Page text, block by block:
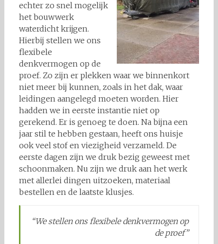
echter zo snel mogelijk
het bouwwerk
waterdicht krijgen.
Hierbij stellen we ons
flexibele
denkvermogen op de
proef. Zo zijn er plekken waar we binnenkort
niet meer bij kunnen, zoals in het dak, waar
leidingen aangelegd moeten worden. Hier
hadden we in eerste instantie niet op
gerekend. Er is genoeg te doen. Na bijna een
jaar stil te hebben gestaan, heeft ons huisje
ook veel stof en viezigheid verzameld. De
eerste dagen zijn we druk bezig geweest met
schoonmaken. Nu zijn we druk aan het werk
met allerlei dingen uitzoeken, materiaal
bestellen en de laatste klusjes.
“We stellen ons flexibele denkvermogen op
de proef”